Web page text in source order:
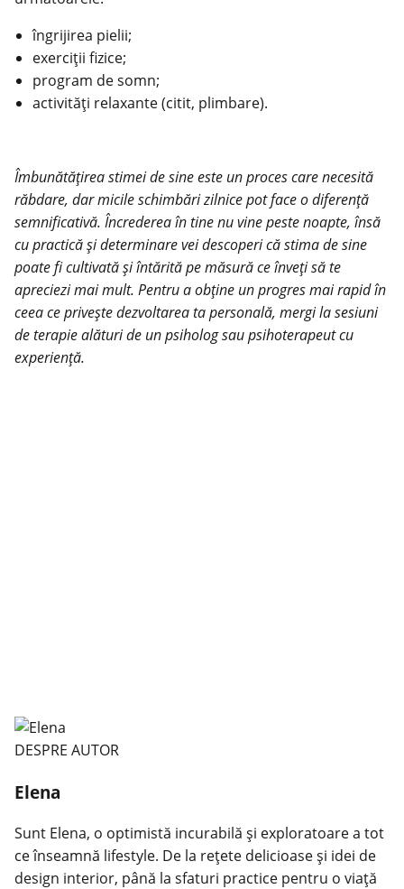
îngrijirea pielii;
exerciții fizice;
program de somn;
activități relaxante (citit, plimbare).
Îmbunătățirea stimei de sine este un proces care necesită
răbdare, dar micile schimbări zilnice pot face o diferență
semnificativă. Încrederea în tine nu vine peste noapte, însă
cu practică și determinare vei descoperi că stima de sine
poate fi cultivată și întărită pe măsură ce înveți să te
apreciezi mai mult. Pentru a obține un progres mai rapid în
ceea ce privește dezvoltarea ta personală, mergi la sesiuni
de terapie alături de un psiholog sau psihoterapeut cu
experiență.
DESPRE AUTOR
Elena
Sunt Elena, o optimistă incurabilă și exploratoare a tot
ce înseamnă lifestyle. De la rețete delicioase și idei de
design interior, până la sfaturi practice pentru o viață